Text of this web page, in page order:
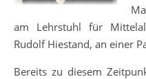
am Lehrstuhl für
Rudolf Hiestand, an einer
Bereits zu diesem